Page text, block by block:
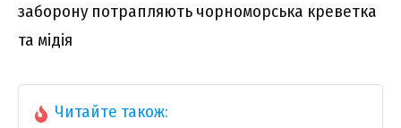
заборону потрапляють чорноморська креветка
та мідія
Читайте також: